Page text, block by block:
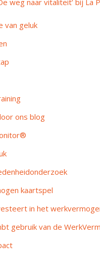
weg naar vitaliteit’ bij La
van geluk
ons blog
kaartspel
in het
gebruik van de